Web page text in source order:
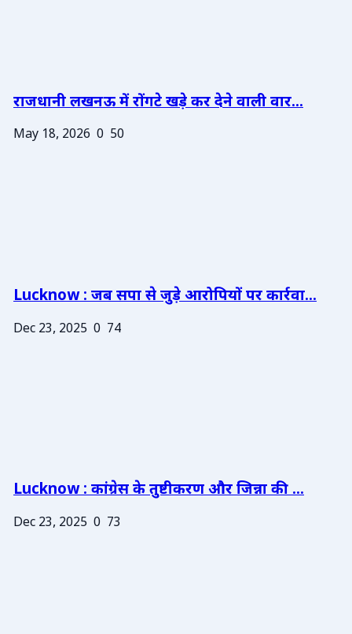
राजधानी लखनऊ में रोंगटे खड़े कर देने वाली वार...
May 18, 2026 0 50
Lucknow : जब सपा से जुड़े आरोपियों पर कार्रवा...
Dec 23, 2025 0 74
Lucknow : कांग्रेस के तुष्टीकरण और जिन्ना की ...
Dec 23, 2025 0 73